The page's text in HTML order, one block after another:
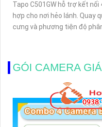
Tapo C501GW hỗ trợ kết nối
hợp cho nơi hẻo lánh. Quay quét 360°, AI phát hiện người thú
cưng và phương tiện độ
GÓI CAMERA